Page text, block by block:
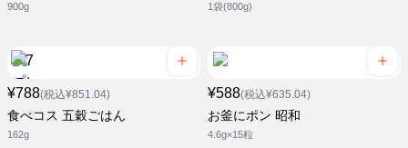
900g 1袋(800g)
¥788(税込¥851.04)
食べコス 五穀ごはん
162g
¥588(税込¥635.04)
お釜にポン 昭和
4.6g×15粒